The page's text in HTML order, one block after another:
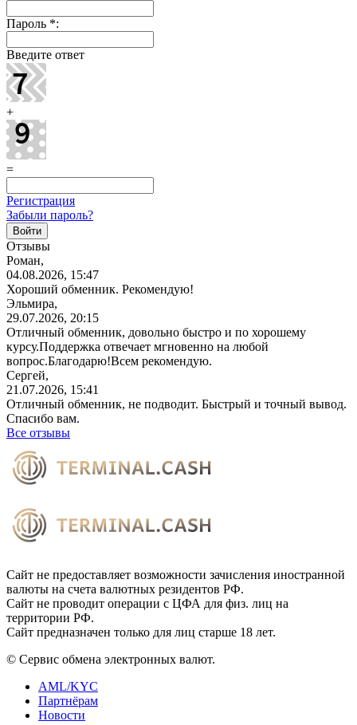
Пароль *:
Введите ответ
+
=
Регистрация
Забыли пароль?
Отзывы
Роман,
04.08.2026, 15:47
Хороший обменник. Рекомендую!
Эльмира,
29.07.2026, 20:15
Отличный обменник, довольно быстро и по хорошему
курсу.Поддержка отвечает мгновенно на любой
вопрос.Благодарю!Всем рекомендую.
Сергей,
21.07.2026, 15:41
Отличный обменник, не подводит. Быстрый и точный вывод.
Спасибо вам.
Все отзывы
Сайт не предоставляет возможности зачисления иностранной
валюты на счета валютных резидентов РФ.
Сайт не проводит операции с ЦФА для физ. лиц на
территории РФ.
Сайт предназначен только для лиц старше 18 лет.
© Сервис обмена электронных валют.
AML/KYC
Партнёрам
Новости